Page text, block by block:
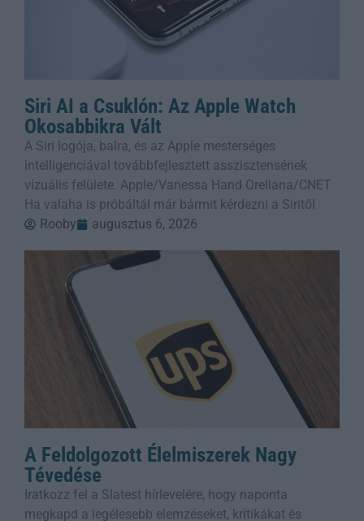
Siri AI a Csuklón: Az Apple Watch
Okosabbikra Vált
A Siri logója, balra, és az Apple mesterséges
intelligenciával továbbfejlesztett asszisztensének
vizuális felülete. Apple/Vanessa Hand Orellana/CNET
Ha valaha is próbáltál már bármit kérdezni a Siritől
Rooby
augusztus 6, 2026
A Feldolgozott Élelmiszerek Nagy
Tévedése
Iratkozz fel a Slatest hírlevelére, hogy naponta
megkapd a legélesebb elemzéseket, kritikákat és